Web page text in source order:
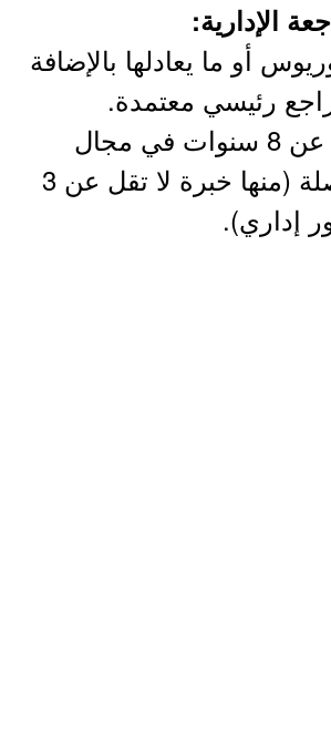
أو ما يعادلها بالإضافة
رئيسي معتمدة.
- خبرة لا تقل عن 8 سنوات في مجال
العمل ذي الصلة (منها خبرة لا تقل عن 3
إداري).